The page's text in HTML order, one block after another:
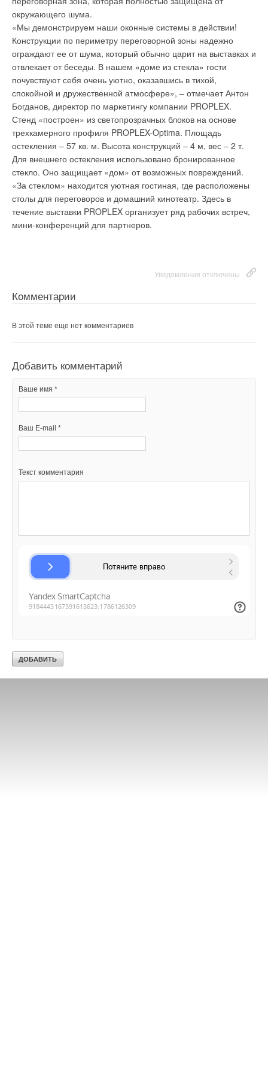
окружающего шума.
«Мы демонстрируем наши оконные системы в действии!
Конструкции по периметру переговорной зоны надежно
ограждают ее от шума, который обычно царит на выставках и
отвлекает от беседы. В нашем «доме из стекла» гости
почувствуют себя очень уютно, оказавшись в тихой,
спокойной и дружественной атмосфере», – отмечает Антон
Богданов, директор по маркетингу компании PROPLEX.
Стенд «построен» из светопрозрачных блоков на основе
трехкамерного профиля PROPLEX-Optima. Площадь
остекления – 57 кв. м. Высота конструкций – 4 м, вес – 2 т.
Для внешнего остекления использовано бронированное
стекло. Оно защищает «дом» от возможных повреждений.
«За стеклом» находится уютная гостиная, где расположены
столы для переговоров и домашний кинотеатр. Здесь в
течение выставки PROPLEX организует ряд рабочих встреч,
мини-конференций для партнеров.
Уведомления отключены
Комментарии
В этой теме еще нет комментариев
Добавить комментарий
Ваше имя *
Ваш E-mail *
Текст комментария
микроклимата дошкольных организаций и многое другое
Комментарии
В этой теме еще нет комментариев
Добавить комментарий
Текст комментария
6-и скоростной вентилятор внутреннего блока.
2-зонный датчик движения «Умный глаз».
Режимы «Объёмный воздушный поток» и «Комфортный
воздушный поток».
Режимы «Powerful» (быстрый выход на режим), «Econo»
(снижение нагрузки на электросеть) и пониженного шума
наружного блока.
Титан-апатитовый фотокаталитический фильтр.
Беспроводной пульт управления со сдвигающейся
крышкой ARC452A3 и, как опция, проводной BRC944.
Недельный таймер с программированием до 4 событий
на каждый день недели.
Максимальная длина трубопровода — 30 м; перепад
высот между наружным и внутренним блоками — 20 м.
Диапазоны рабочих температур наружного воздуха:
-10~+46 °C (охлаждение) и -15~+20 °C (нагрев).
Внутренний блок может работать в составе сплит- и
мультисистем Daikin.
Уведомления отключены
Комментарии
В этой теме еще нет комментариев
Добавить комментарий
Ваше имя *
Ваш E-mail *
Текст комментария